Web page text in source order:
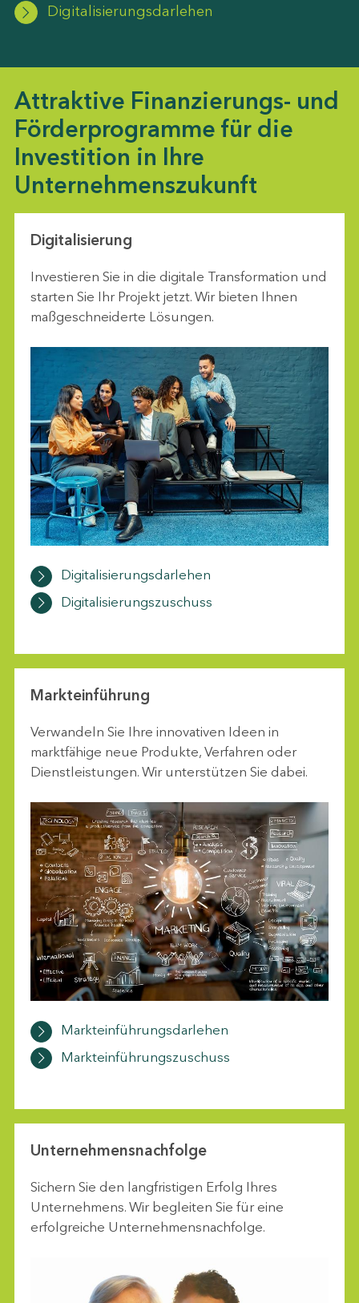
Digitalisierungsdarlehen
Attraktive Finanzierungs- und
Förderprogramme für die
Investition in Ihre
Unternehmenszukunft
Digitalisierung
Investieren Sie in die digitale Transformation und
starten Sie Ihr Projekt jetzt. Wir bieten Ihnen
maßgeschneiderte Lösungen.
Digitalisierungsdarlehen
Digitalisierungszuschuss
Markteinführung
Verwandeln Sie Ihre innovativen Ideen in
marktfähige neue Produkte, Verfahren oder
Dienstleistungen. Wir unterstützen Sie dabei.
Markteinführungsdarlehen
Markteinführungszuschuss
Unternehmensnachfolge
Sichern Sie den langfristigen Erfolg Ihres
Unternehmens. Wir begleiten Sie für eine
erfolgreiche Unternehmensnachfolge.